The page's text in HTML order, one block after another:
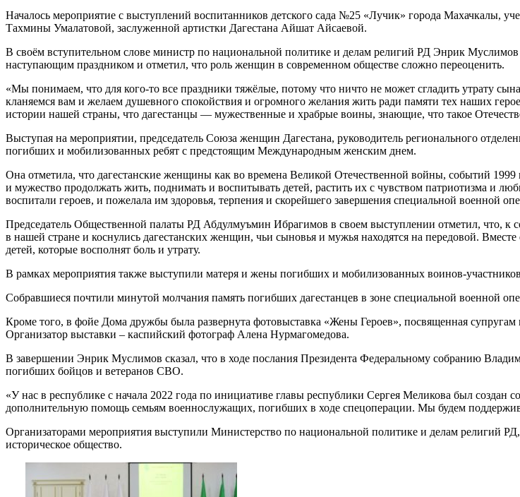
Началось мероприятие с выступлений воспитанников детского сада №25 «Лучик» города Махачкалы,
Тахмины Умалатовой, заслуженной артистки Дагестана Айшат Айсаевой.
В своём вступительном слове министр по национальной политике и делам религий РД Энрик
наступающим праздником и отметил, что роль женщин в современном обществе сложно переоценить.
«Мы понимаем, что для кого-то все праздники тяжёлые, потому что ничто не может сгладить утрату
кланяемся вам и желаем душевного спокойствия и огромного желания жить ради памяти тех наших
истории нашей страны, что дагестанцы — мужественные и храбрые воины, знающие, что такое
Выступая на мероприятии, председатель Союза женщин Дагестана, руководитель регионального
погибших и мобилизованных ребят с предстоящим Международным женским днем.
Она отметила, что дагестанские женщины как во времена Великой Отечественной войны, событий 1999
и мужество продолжать жить, поднимать и воспитывать детей, растить их с чувством патриотизма и
воспитали героев, и пожелала им здоровья, терпения и скорейшего завершения специальной военной
Председатель Общественной палаты РД Абдулмуъмин Ибрагимов в своем выступлении отметил, что, к
в нашей стране и коснулись дагестанских женщин, чьи сыновья и мужья находятся на передовой.
детей, которые восполнят боль и утрату.
В рамках мероприятия также выступили матеря и жены погибших и мобилизованных воинов-
Собравшиеся почтили минутой молчания память погибших дагестанцев в зоне специальной военной
Кроме того, в фойе Дома дружбы была развернута фотовыставка «Жены Героев», посвященная
Организатор выставки – каспийский фотограф Алена Нурмагомедова.
В завершении Энрик Муслимов сказал, что в ходе послания Президента Федеральному собранию
погибших бойцов и ветеранов СВО.
«У нас в республике с начала 2022 года по инициативе главы республики Сергея Меликова был создан
дополнительную помощь семьям военнослужащих, погибших в ходе спецоперации. Мы будем
Организаторами мероприятия выступили Министерство по национальной политике и делам религий
историческое общество.